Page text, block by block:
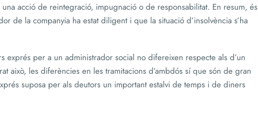
acció de reintegració, impugnació o de responsabilitat. En resum, és
de la companyia ha estat diligent i que la situació d’insolvència s’ha
exprés per a un administrador social no difereixen respecte als d’un
això, les diferències en les tramitacions d’ambdós sí que són de gran
suposa per als deutors un important estalvi de temps i de diners